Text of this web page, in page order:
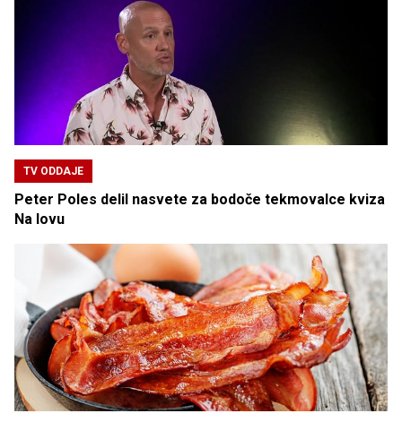
TV ODDAJE
Peter Poles delil nasvete za bodoče tekmovalce kviza
Na lovu